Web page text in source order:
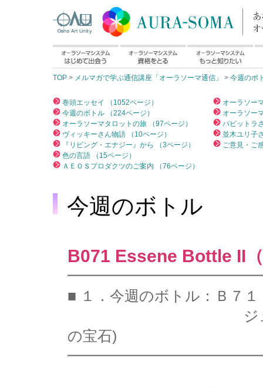
TOP > メルマガで学ぶ通信講座「オーラソーマ通信」 > 今週のボ
巻頭エッセイ （1052ページ）
今週のボトル （224ページ）
オーラソーマタロットの旅 （97ページ）
ヴィッキーさん物語 （10ページ）
『リビング・エナジー』から （3ページ）
色の言語 （15ページ）
ＡＥＯＳプロダクツのご案内 （76ページ）
オーラソー
オーラソー
パビットラ
並木ユリ子
ご意見・ご
今週のボトル
B071 Essene Bottle II
■ １．今週のボトル：Ｂ７
ジュエル・イン
の宝石)